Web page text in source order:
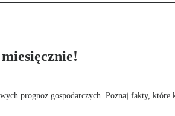
prognoz gospodarczych. Poznaj fakty, które